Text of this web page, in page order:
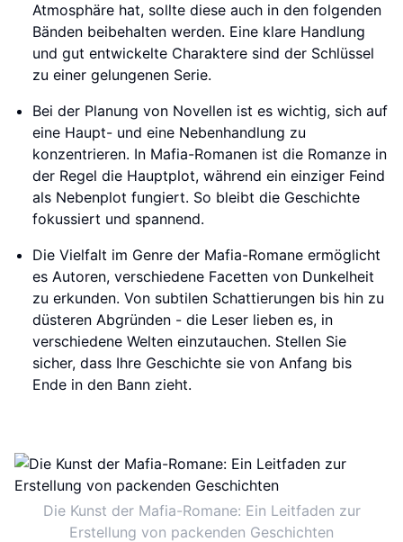
Atmosphäre hat, sollte diese auch in den folgenden
Bänden beibehalten werden. Eine klare Handlung
und gut entwickelte Charaktere sind der Schlüssel
zu einer gelungenen Serie.
Bei der Planung von Novellen ist es wichtig, sich auf
eine Haupt- und eine Nebenhandlung zu
konzentrieren. In Mafia-Romanen ist die Romanze in
der Regel die Hauptplot, während ein einziger Feind
als Nebenplot fungiert. So bleibt die Geschichte
fokussiert und spannend.
Die Vielfalt im Genre der Mafia-Romane ermöglicht
es Autoren, verschiedene Facetten von Dunkelheit
zu erkunden. Von subtilen Schattierungen bis hin zu
düsteren Abgründen - die Leser lieben es, in
verschiedene Welten einzutauchen. Stellen Sie
sicher, dass Ihre Geschichte sie von Anfang bis
Ende in den Bann zieht.
Die Kunst der Mafia-Romane: Ein Leitfaden zur
Erstellung von packenden Geschichten